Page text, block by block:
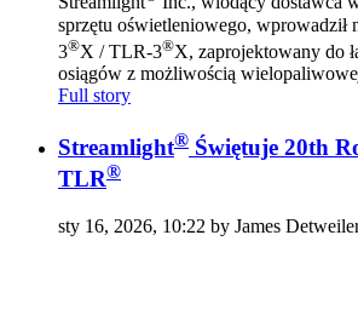
sprzętu oświetleniowego, wprowadził
3®X / TLR-3®X, zaprojektowany do
osiągów z możliwością
Full story
Streamlight® Świętuje 20th
TLR®
sty 16, 2026, 10:22 by James